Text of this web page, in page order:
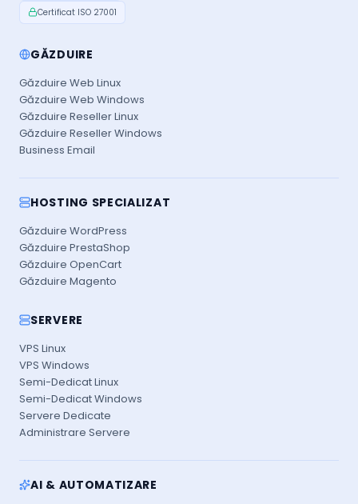
Certificat ISO 27001
GĂZDUIRE
Găzduire Web Linux
Găzduire Web Windows
Găzduire Reseller Linux
Găzduire Reseller Windows
Business Email
HOSTING SPECIALIZAT
Găzduire WordPress
Găzduire PrestaShop
Găzduire OpenCart
Găzduire Magento
SERVERE
VPS Linux
VPS Windows
Semi-Dedicat Linux
Semi-Dedicat Windows
Servere Dedicate
Administrare Servere
AI & AUTOMATIZARE